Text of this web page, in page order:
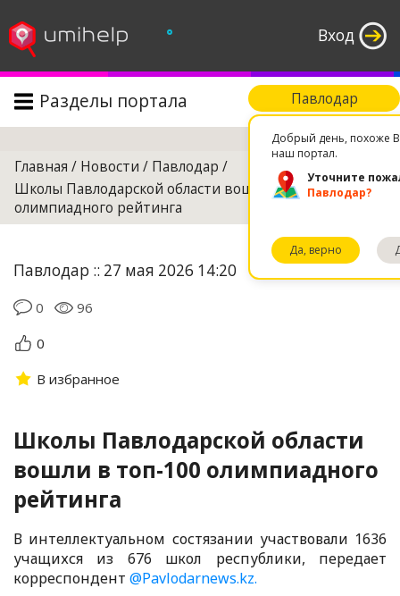
Вход
°
Павлодар
Добрый день, похоже
наш портал.
Уточните
Павлодар?
Да, верно
Разделы портала Поиск
Главная / Новости / Павлодар /
Школы Павлодарской области вошли в топ-100
олимпиадного рейтинга
Павлодар :: 27 мая 2026 14:20
0
96
0
В избранное
Школы Павлодарской области
вошли в топ-100 олимпиадного
рейтинга
В интеллектуальном состязании участвовали 1636
учащихся из 676 школ республики, передает
корреспондент @Pavlodarnews.kz.